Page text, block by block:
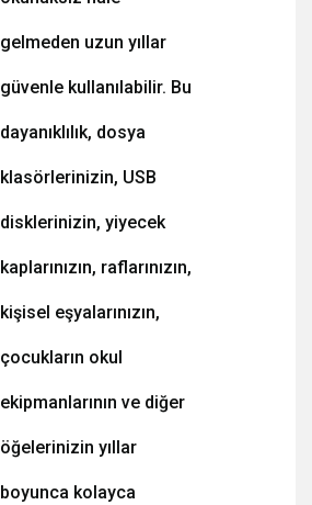
gelmeden uzun yıllar
güvenle kullanılabilir. Bu
dayanıklılık, dosya
klasörlerinizin, USB
disklerinizin, yiyecek
kaplarınızın, raflarınızın,
kişisel eşyalarınızın,
çocukların okul
ekipmanlarının ve diğer
öğelerinizin yıllar
boyunca kolayca